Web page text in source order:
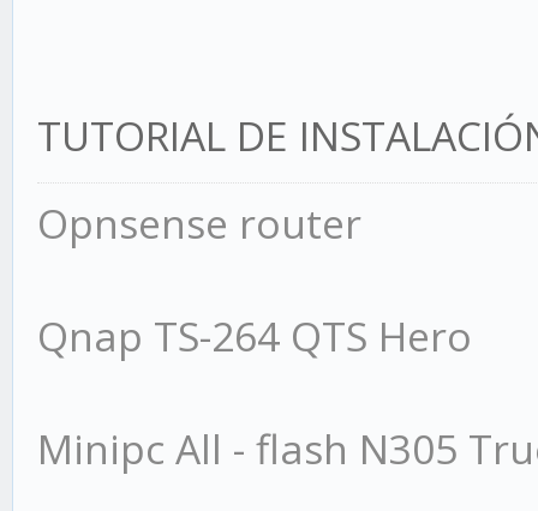
TUTORIAL DE
Opnsense router
Qnap TS-264 QTS Hero
Minipc All - flash N305